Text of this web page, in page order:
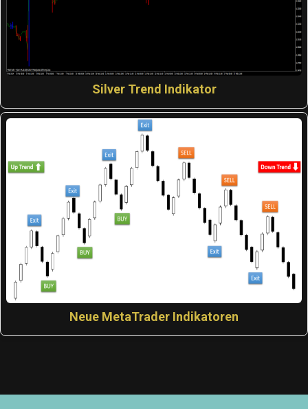
Silver Trend Indikator
Neue MetaTrader Indikatoren